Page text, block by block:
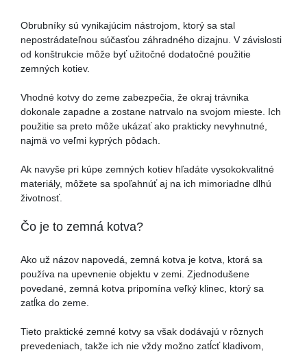
Obrubníky sú vynikajúcim nástrojom, ktorý sa stal
nepostrádateľnou súčasťou záhradného dizajnu. V závislosti
od konštrukcie môže byť užitočné dodatočné použitie
zemných kotiev.
Vhodné kotvy do zeme zabezpečia, že okraj trávnika
dokonale zapadne a zostane natrvalo na svojom mieste. Ich
použitie sa preto môže ukázať ako prakticky nevyhnutné,
najmä vo veľmi kyprých pôdach.
Ak navyše pri kúpe zemných kotiev hľadáte vysokokvalitné
materiály, môžete sa spoľahnúť aj na ich mimoriadne dlhú
životnosť.
Čo je to zemná kotva?
Ako už názov napovedá, zemná kotva je kotva, ktorá sa
používa na upevnenie objektu v zemi. Zjednodušene
povedané, zemná kotva pripomína veľký klinec, ktorý sa
zatĺka do zeme.
Tieto praktické zemné kotvy sa však dodávajú v rôznych
prevedeniach, takže ich nie vždy možno zatĺcť kladivom,